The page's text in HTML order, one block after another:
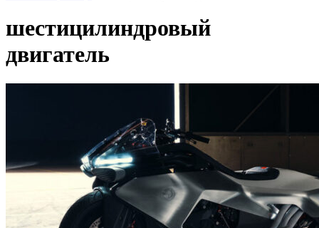
шестицилиндровый
двигатель